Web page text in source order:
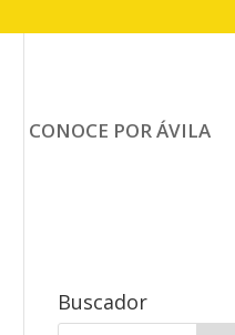
CONOCE POR ÁVILA
Buscador
Buscar: